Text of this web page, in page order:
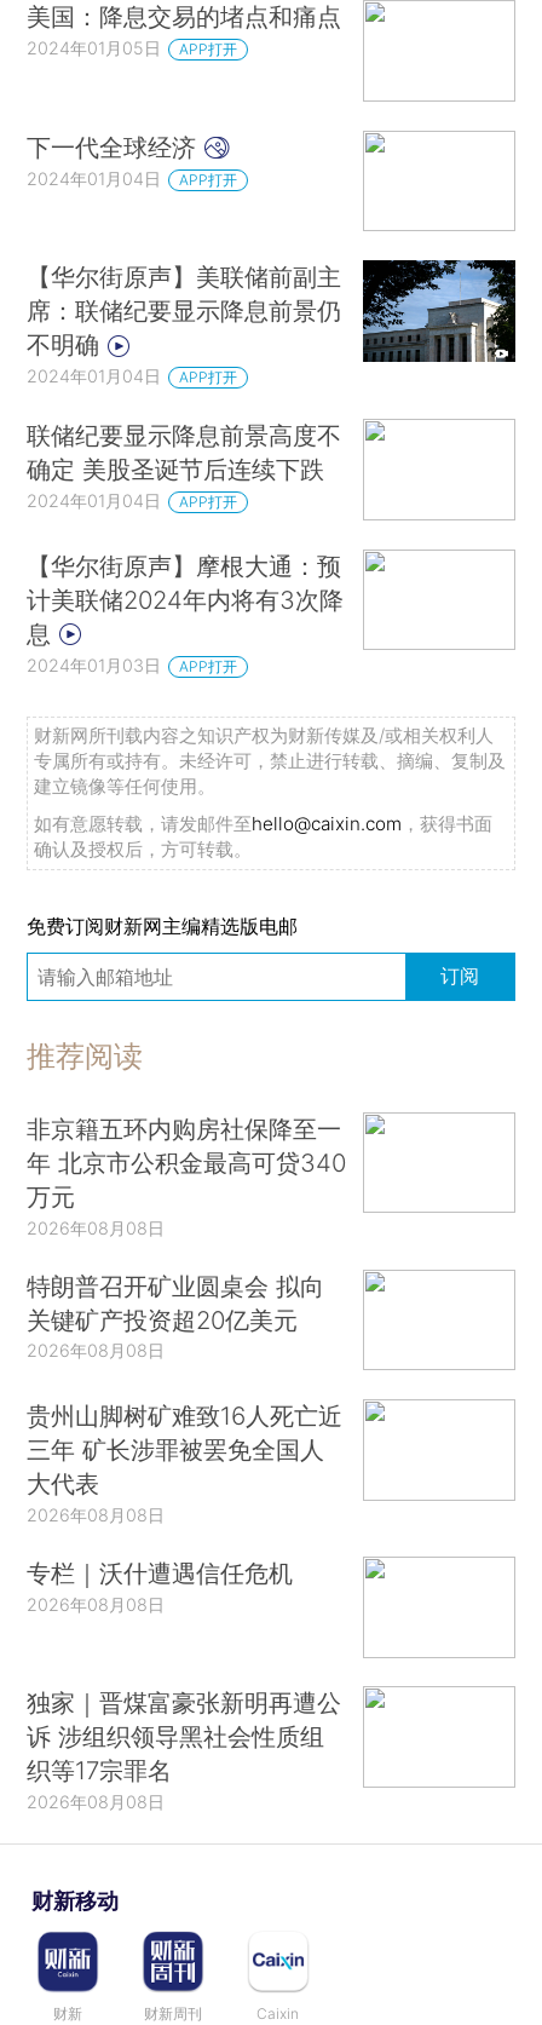
美国：降息交易的堵点和痛点
2024年01月05日 APP打开
下一代全球经济
2024年01月04日 APP打开
【华尔街原声】美联储前副主
席：联储纪要显示降息前景仍
不明确
2024年01月04日 APP打开
联储纪要显示降息前景高度不
确定 美股圣诞节后连续下跌
2024年01月04日 APP打开
【华尔街原声】摩根大通：预
计美联储2024年内将有3次降
息
2024年01月03日 APP打开
财新网所刊载内容之知识产权为财新传媒及/或相关权利人
专属所有或持有。未经许可，禁止进行转载、摘编、复制及
建立镜像等任何使用。
如有意愿转载，请发邮件至hello@caixin.com ，获得书面
确认及授权后，方可转载。
免费订阅财新网主编精选版电邮
订阅
推荐阅读
非京籍五环内购房社保降至一
年 北京市公积金最高可贷340
万元
2026年08月08日
特朗普召开矿业圆桌会 拟向
关键矿产投资超20亿美元
2026年08月08日
贵州山脚树矿难致16人死亡近
三年 矿长涉罪被罢免全国人
大代表
2026年08月08日
专栏｜沃什遭遇信任危机
2026年08月08日
独家｜晋煤富豪张新明再遭公
诉 涉组织领导黑社会性质组
织等17宗罪名
2026年08月08日
财新移动
财新 财新周刊 Caixin